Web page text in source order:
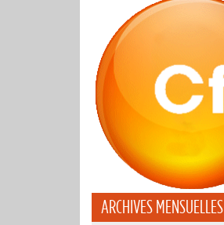
ARCHIVES MENSUELLES